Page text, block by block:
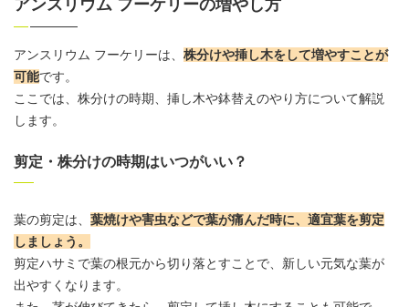
アンスリウム フーケリーの増やし方
アンスリウム フーケリーは、 株分けや挿し木をして増やすことが
可能です。
ここでは、株分けの時期、挿し木や鉢替えのやり方について解説
します。
剪定・株分けの時期はいつがいい？
葉の剪定は、 葉焼けや害虫などで葉が痛んだ時に、適宜葉を剪定
しましょう 。
剪定ハサミで葉の根元から切り落とすことで、新しい元気な葉が
出やすくなります。